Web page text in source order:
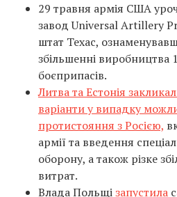
29 травня армія США
завод Universal Artillery
штат Техас,
збільшенні
боєприпасів.
Литва та Естонія
варіанти у випадку
протистояння з Росією,
армії та введення
оборону, а також різке
витрат.
Влада Польщізапустила